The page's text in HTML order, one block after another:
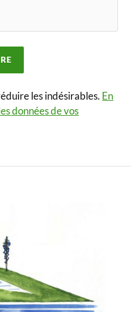
les indésirables. En
données de vos